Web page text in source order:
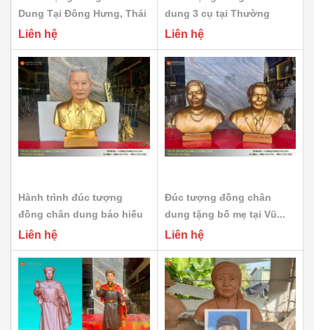
Dung Tại Đông Hưng, Thái
Bình:...
Liên hệ
dung 3 cụ tại Thường
Tín:...
Liên hệ
Hành trình đúc tượng
đồng chân dung báo hiếu
xuyên...
Liên hệ
Đúc tượng đồng chân
dung tặng bố mẹ tại Vũ...
Liên hệ